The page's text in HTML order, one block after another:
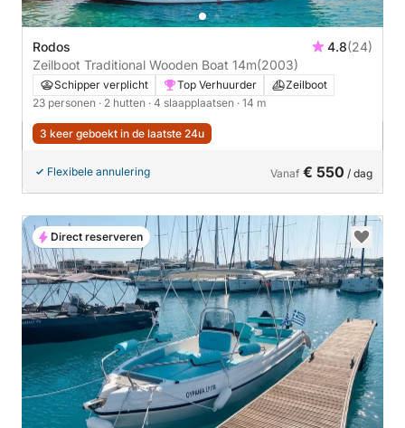
Rodos 4.8(24)
Zeilboot Traditional Wooden Boat 14m(2003)
Schipper verplicht Top Verhuurder
Zeilboot
23 personen · 2 hutten · 4 slaapplaatsen · 14 m
3 keer geboekt in de laatste 24u
Flexibele annulering Vanaf € 550 / dag
Direct reserveren